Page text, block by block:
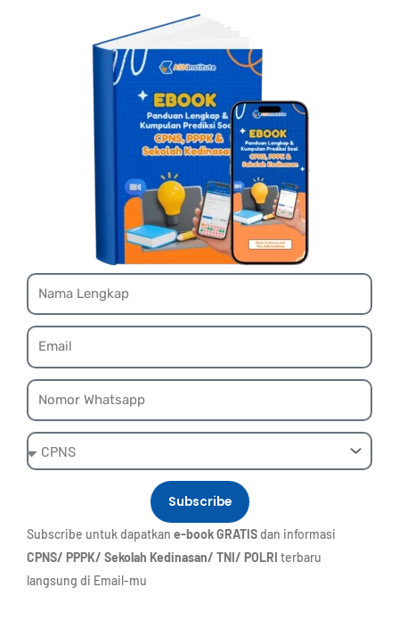
Name
Email
Whatsapp
Ebook
Subscribe
Subscribe untuk dapatkan e-book GRATISdan informasi
CPNS/ PPPK/ Sekolah Kedinasan/ TNI/ POLRI terbaru
langsung di Email-mu